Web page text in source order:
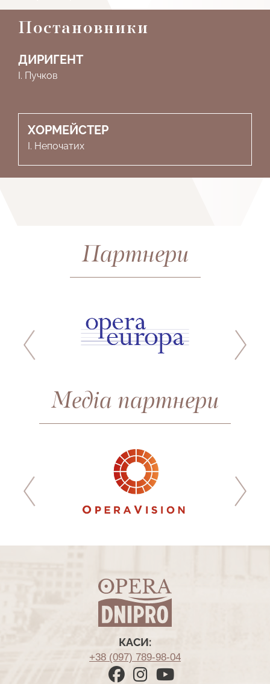
Постановники
ДИРИГЕНТ
І. Пучков
ХОРМЕЙСТЕР
І. Непочатих
Партнери
Медіа партнери
КАСИ:
+38 (097) 789-98-04